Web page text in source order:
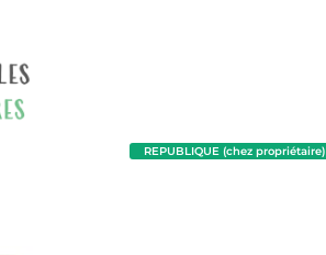
REPUBLIQUE (chez propriétaire)